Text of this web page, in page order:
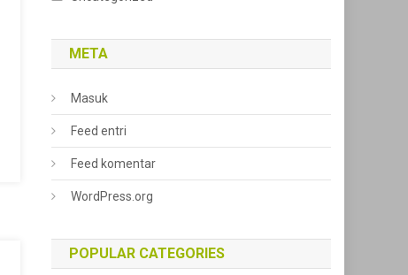
META
Masuk
Feed entri
Feed komentar
WordPress.org
POPULAR CATEGORIES